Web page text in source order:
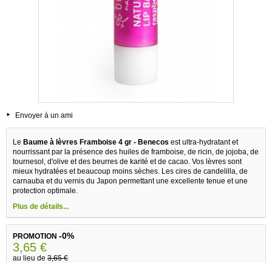
Envoyer à un ami
Le Baume à lèvres Framboise 4 gr - Benecos est ultra-hydratant et
nourrissant par la présence des huiles de framboise, de ricin, de jojoba, de
tournesol, d'olive et des beurres de karité et de cacao. Vos lèvres sont
mieux hydratées et beaucoup moins sèches. Les cires de candelilla, de
carnauba et du vernis du Japon permettant une excellente tenue et une
protection optimale.
Plus de détails...
PROMOTION -0%
3,65 €
au lieu de 3,65 €